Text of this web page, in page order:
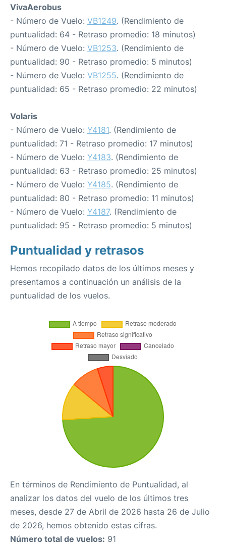
VivaAerobus
- Número de Vuelo: VB1249. (Rendimiento de
puntualidad: 64 - Retraso promedio: 18 minutos)
- Número de Vuelo: VB1253. (Rendimiento de
puntualidad: 90 - Retraso promedio: 5 minutos)
- Número de Vuelo: VB1255. (Rendimiento de
puntualidad: 65 - Retraso promedio: 22 minutos)
Volaris
- Número de Vuelo: Y4181. (Rendimiento de
puntualidad: 71 - Retraso promedio: 17 minutos)
- Número de Vuelo: Y4183. (Rendimiento de
puntualidad: 63 - Retraso promedio: 25 minutos)
- Número de Vuelo: Y4185. (Rendimiento de
puntualidad: 80 - Retraso promedio: 11 minutos)
- Número de Vuelo: Y4187. (Rendimiento de
puntualidad: 95 - Retraso promedio: 5 minutos)
Puntualidad y retrasos
Hemos recopilado datos de los últimos meses y
presentamos a continuación un análisis de la
puntualidad de los vuelos.
En términos de Rendimiento de Puntualidad, al
analizar los datos del vuelo de los últimos tres
meses, desde 27 de Abril de 2026 hasta 26 de Julio
de 2026, hemos obtenido estas cifras.
Número total de vuelos: 91